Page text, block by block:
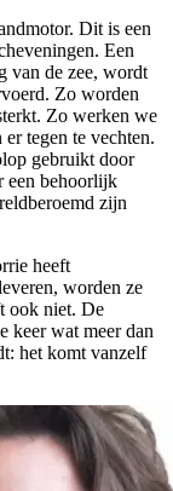
Dit is een
Een
van de zee, wordt
Zo worden
Zo werken we
tegen te vechten.
gebruikt door
een behoorlijk
zijn
heeft
worden ze
ook niet. De
keer wat meer dan
het komt vanzelf